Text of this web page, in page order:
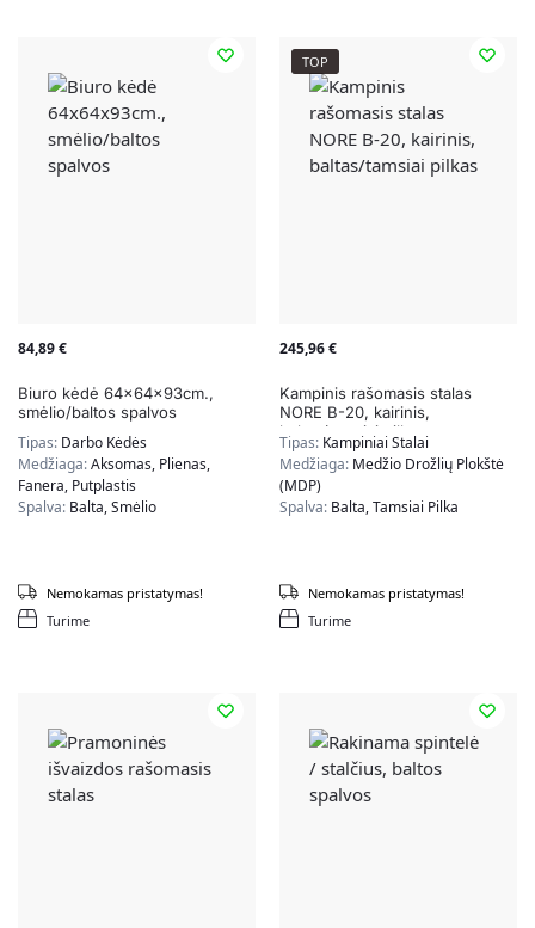
84,89€
Biuro kėdė 64x64x93cm.,
smėlio/baltos spalvos
Tipas: Darbo Kėdės
Medžiaga:Aksomas, Plienas,
Fanera, Putplastis
Spalva: Balta, Smėlio
Turime
Nemokamas pristatymas!
TOP
245,96€
Kampinis rašomasis stalas
NORE B-20, kairinis,
baltas/tamsiai pilkas
Tipas: Kampiniai Stalai
Medžiaga: Medžio Drožlių Plokštė
(MDP)
Spalva: Balta, Tamsiai Pilka
Turime
Nemokamas pristatymas!